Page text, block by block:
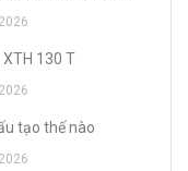
130 T
tạo thế nào